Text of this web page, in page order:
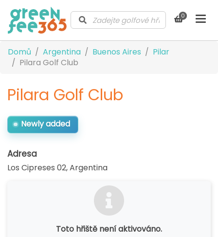
0
Domů Argentina Buenos Aires
Pilar
Pilara Golf Club
Pilara Golf Club
Newly added
Adresa
Los Cipreses 02,Argentina
Toto hřiště není aktivováno.